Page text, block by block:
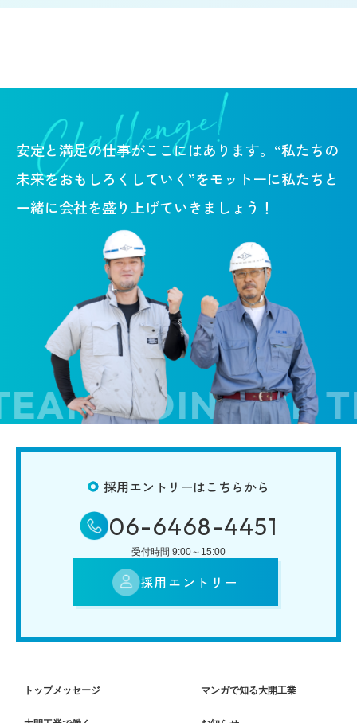
安定と満足の仕事がここにはあります。 “私たちの
未来をおもしろくしていく”をモットーに私たちと
一緒に会社を盛り上げていきましょう！
JOIN OUR
採用エントリーはこちらから
06-6468-4451
受付時間 9:00～15:00
採用エントリー
トップメッセージ マンガで知る大開工業